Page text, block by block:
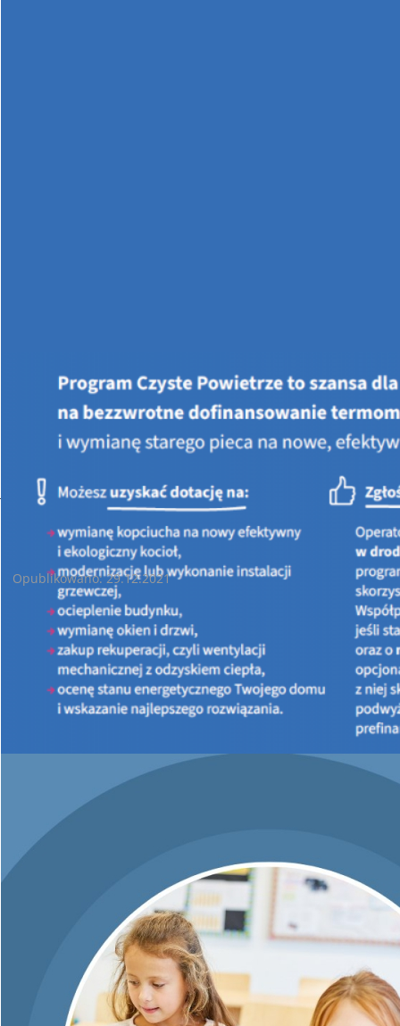
Jesteś tutaj:STRONA GŁÓWNA
AKTUALNOŚCI
Nowości w programie „Czyste Powietrze” planowane na 2022 r.
Nowości w programie „Czyste Powietrze” planowane na 2022 r.
Opublikowano: 29.12.2021
Nowości w programie
„Czyste Powietrze”
planowane na 2022 r.
Trzecia część programu„Czyste Powietrze”
z najwyższym
przy dochodzie na członka
gospodarstwa domowego 900 zł lub 1260 zł (dotyczy
odpowiednio gospodarstw wieloosobowych i
jednoosobowych), oraz dla osób z ustalonym prawem do
zasiłku, a także zmiany dotychczasowego programu, żeby
jeszcze łatwiej sięgać po dotacje – to najbliższe plany
Narodowego Funduszu Ochrony Środowiska i Gospodarki
Wodnej na 2022 r. w zakresie „Czystego Powietrza”.
Wprowadzenie nowej części programu „Czyste Powietrze”
dla beneficjentów uprawnionych do najwyższego poziomu
dofinansowania podzielono na dwie fazy.
Rozwiązania dla osób o najniższych dochodach przewidziane
W pierwszej kolejności ogłoszony będzie nabór wniosków